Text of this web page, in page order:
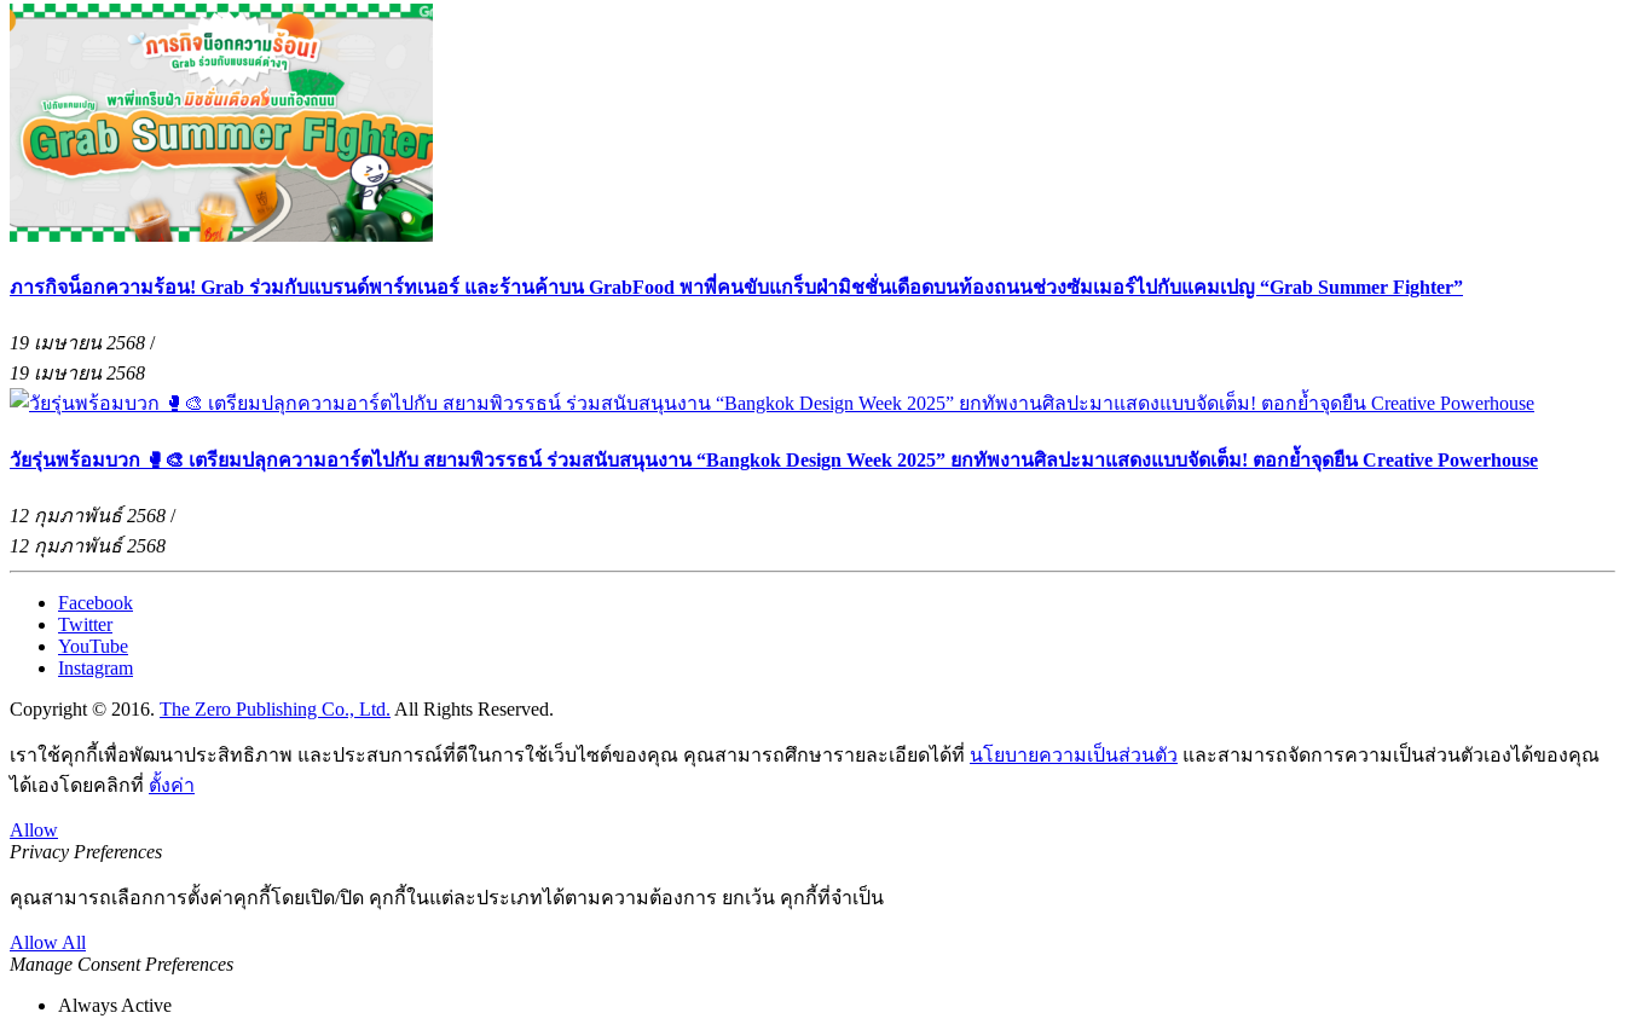
ภารกิจน็อกความร้อน! Grab ร่วมกับแบรนด์พาร์ทเนอร์ และร้านค้าบน GrabFood พาพี่คนขับแกร็บฝ่ามิชชั่นเดือดบนท้องถนนช่วงซัมเมอร์ไปกับแคมเปญ “Grab Summer Fighter”
19 เมษายน 2568 /
19 เมษายน 2568
วัยรุ่นพร้อมบวก 🥊🎨 เตรียมปลุกความอาร์ตไปกับ สยามพิวรรธน์ ร่วมสนับสนุนงาน “Bangkok Design Week 2025” ยกทัพงานศิลปะมาแสดงแบบจัดเต็ม! ตอกย้ำจุดยืน Creative Powerhouse
12 กุมภาพันธ์ 2568 /
12 กุมภาพันธ์ 2568
Facebook
Twitter
YouTube
Instagram
Copyright © 2016. The Zero Publishing Co., Ltd. All Rights Reserved.
เราใช้คุกกี้เพื่อพัฒนาประสิทธิภาพ และประสบการณ์ที่ดีในการใช้เว็บไซต์ของคุณ คุณสามารถศึกษารายละเอียดได้ที่ นโยบายความเป็นส่วนตัว และสามารถจัดการความเป็นส่วนตัวเองได้ของคุณ
ได้เองโดยคลิกที่ ตั้งค่า
Allow
Privacy Preferences
คุณสามารถเลือกการตั้งค่าคุกกี้โดยเปิด/ปิด คุกกี้ในแต่ละประเภทได้ตามความต้องการ ยกเว้น คุกกี้ที่จำเป็น
Allow All
Manage Consent Preferences
Always Active